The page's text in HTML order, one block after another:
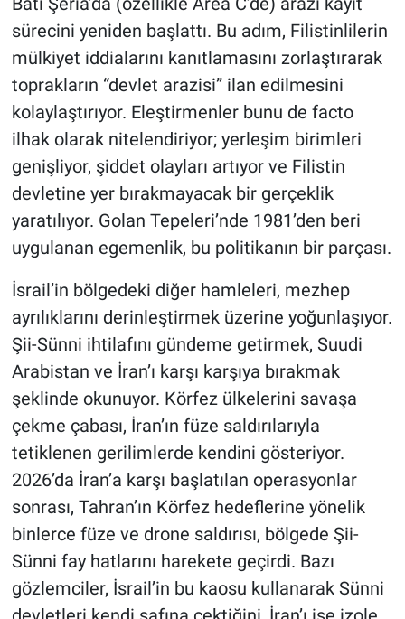
sürecini yeniden başlattı. Bu adım, Filistinlilerin
mülkiyet iddialarını kanıtlamasını zorlaştırarak
toprakların “devlet arazisi” ilan edilmesini
kolaylaştırıyor. Eleştirmenler bunu de facto
ilhak olarak nitelendiriyor; yerleşim birimleri
genişliyor, şiddet olayları artıyor ve Filistin
devletine yer bırakmayacak bir gerçeklik
yaratılıyor. Golan Tepeleri’nde 1981’den beri
uygulanan egemenlik, bu politikanın bir parçası.
İsrail’in bölgedeki diğer hamleleri, mezhep
ayrılıklarını derinleştirmek üzerine yoğunlaşıyor.
Şii-Sünni ihtilafını gündeme getirmek, Suudi
Arabistan ve İran’ı karşı karşıya bırakmak
şeklinde okunuyor. Körfez ülkelerini savaşa
çekme çabası, İran’ın füze saldırılarıyla
tetiklenen gerilimlerde kendini gösteriyor.
2026’da İran’a karşı başlatılan operasyonlar
sonrası, Tahran’ın Körfez hedeflerine yönelik
binlerce füze ve drone saldırısı, bölgede Şii-
Sünni fay hatlarını harekete geçirdi. Bazı
gözlemciler, İsrail’in bu kaosu kullanarak Sünni